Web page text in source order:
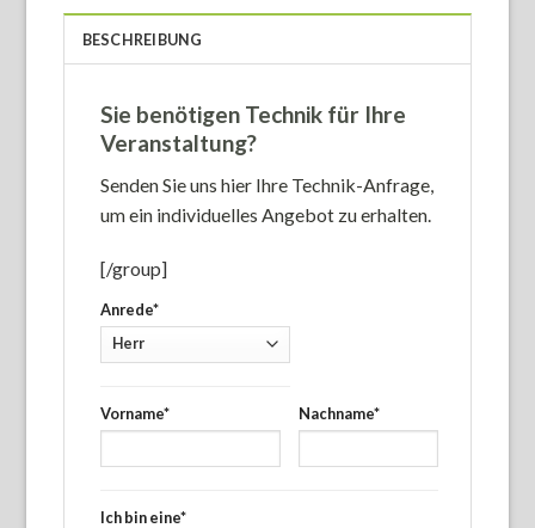
BESCHREIBUNG
Sie benötigen Technik für Ihre
Veranstaltung?
Senden Sie uns hier Ihre Technik-Anfrage,
um ein individuelles Angebot zu erhalten.
[/group]
Anrede*
Vorname* Nachname*
Ich bin eine*